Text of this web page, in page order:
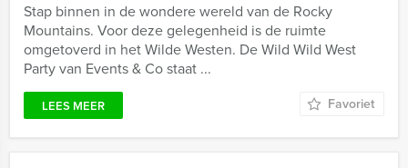
Stap binnen in de wondere wereld van de Rocky
Mountains. Voor deze gelegenheid is de ruimte
omgetoverd in het Wilde Westen. De Wild Wild West
Party van Events & Co staat ...
LEES MEER Favoriet